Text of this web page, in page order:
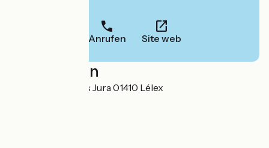
Anrufen Site web
Localisation
435 rue des Monts Jura 01410 Lélex